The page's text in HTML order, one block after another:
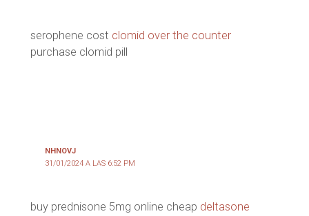
serophene cost clomid over the counter
purchase clomid pill
NHNOVJ
31/01/2024 A LAS 6:52 PM
buy prednisone 5mg online cheap deltasone